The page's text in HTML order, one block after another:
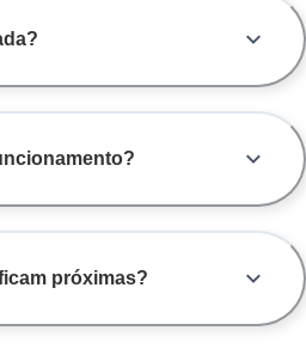
próximas?